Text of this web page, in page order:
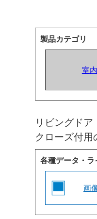
製品カテゴリ
室
リビングド
クローズ付
各種データ・ラ
画